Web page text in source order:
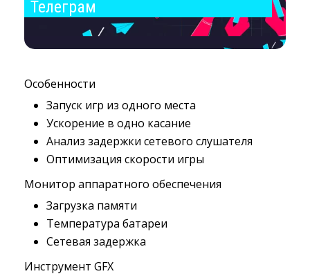
Телеграм
Особенности
Запуск игр из одного места
Ускорение в одно касание
Анализ задержки сетевого слушателя
Оптимизация скорости игры
Монитор аппаратного обеспечения
Загрузка памяти
Температура батареи
Сетевая задержка
Инструмент GFX